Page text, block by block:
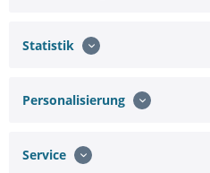
Statistik
Personalisierung
Service